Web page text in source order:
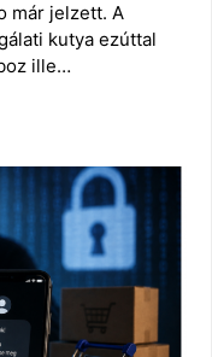
már jelzett. A
kutya ezúttal
ille…